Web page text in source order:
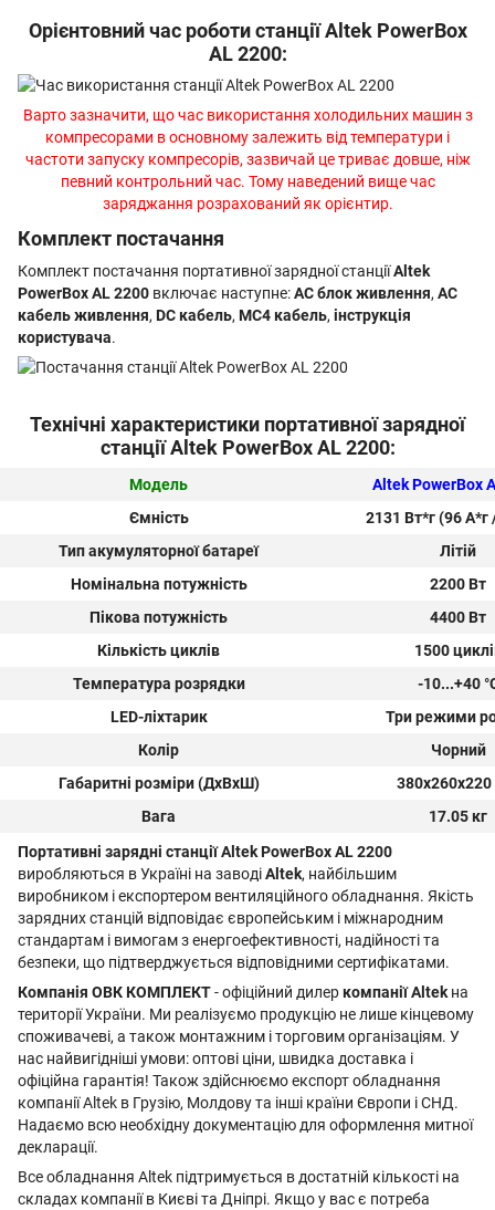
Орієнтовний час роботи станції Altek PowerBox
AL 2200:
Варто зазначити, що час використання холодильних машин з
компресорами в основному залежить від температури і
частоти запуску компресорів, зазвичай це триває довше, ніж
певний контрольний час. Тому наведений вище час
заряджання розрахований як орієнтир.
Комплект постачання
Комплект постачання портативної зарядної станціїAltek
PowerBox AL 2200 включає наступне:AC блок живлення, AC
кабель живлення, DC кабель, MC4 кабель, інструкція
користувача.
Технічні характеристики портативної зарядної
станції Altek PowerBox AL 2200:
Модель
Altek PowerBox
Ємність
2131 Вт*г (96 А*г
Тип акумуляторної батареї
Літій
Номінальна потужність
2200 Вт
Пікова потужність
4400 Вт
Кількість циклів
1500
Температура розрядки
-10...+40
LED-ліхтарик
Три режими
Колір
Чорний
Габаритні розміри (ДxВxШ)
Вага
17.05 кг
Портативні зарядні станції Altek PowerBox AL 2200
виробляються в Україні на заводіAltek, найбільшим
виробником і експортером вентиляційного обладнання. Якість
зарядних станцій відповідає європейським і міжнародним
стандартам і вимогам з енергоефективності, надійності та
безпеки, що підтверджується відповідними сертифікатами.
Компанія ОВК КОМПЛЕКТ- офіційний дилеркомпанії Altekна
території України. Ми реалізуємо продукцію не лише кінцевому
споживачеві, а також монтажним і торговим організаціям. У
нас найвигідніші умови: оптові ціни, швидка доставка і
офіційна гарантія! Також здійснюємо експорт обладнання
компанії Altek в Грузію, Молдову та інші країни Європи і СНД.
Надаємо всю необхідну документацію для оформлення митної
декларації.
Все обладнання Altek підтримується в достатній кількості на
складах компанії в Києві та Дніпрі. Якщо у вас є потреба